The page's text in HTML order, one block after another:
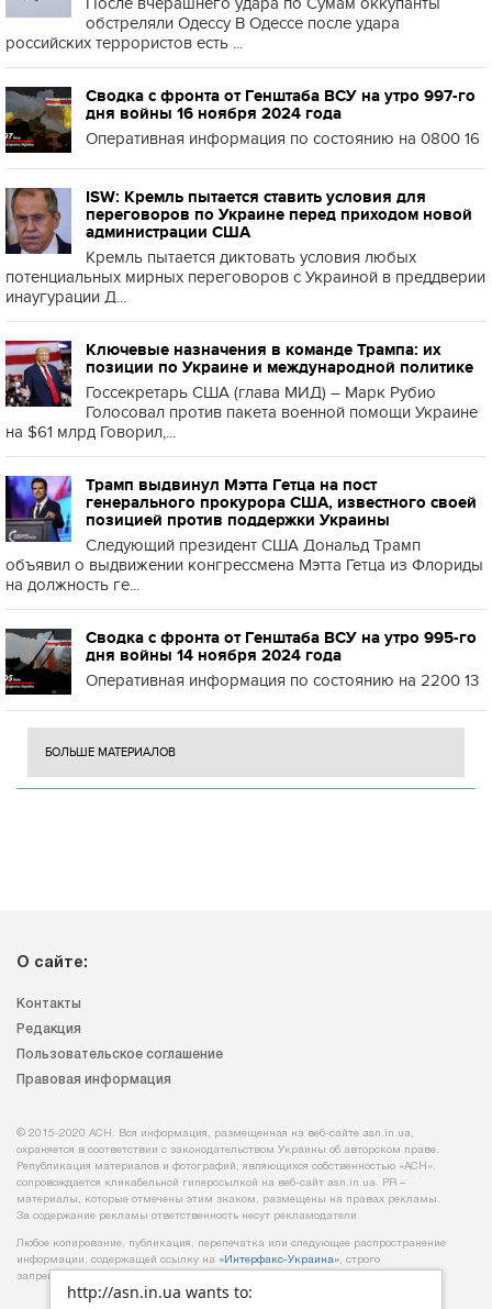
http://asn.in.ua wants to:
обстреляли Одессу В Одессе после удара
российских террористов есть ...
Сводка с фронта от Генштаба ВСУ на утро 997-го
дня войны 16 ноября 2024 года
Оперативная информация по состоянию на 0800 16
ISW: Кремль пытается ставить условия для
переговоров по Украине перед приходом новой
администрации США
Кремль пытается диктовать условия любых
потенциальных мирных переговоров с Украиной в преддверии
инаугурации Д...
Ключевые назначения в команде Трампа: их
позиции по Украине и международной политике
Госсекретарь США (глава МИД) – Марк Рубио
Голосовал против пакета военной помощи Украине
на $61 млрд Говорил,...
Трамп выдвинул Мэтта Гетца на пост
генерального прокурора США, известного своей
позицией против поддержки Украины
Следующий президент США Дональд Трамп
объявил о выдвижении конгрессмена Мэтта Гетца из Флориды
на должность ге...
Сводка с фронта от Генштаба ВСУ на утро 995-го
дня войны 14 ноября 2024 года
Оперативная информация по состоянию на 2200 13
БОЛЬШЕ МАТЕРИАЛОВ
О сайте:
Контакты
Редакция
Пользовательское соглашение
Правовая информация
© 2015-2020 АСН. Вся информация, размещенная на веб-сайте asn.in.ua,
охраняется в соответствии с законодательством Украины об авторском праве.
Републикация материалов и фотографий, являющихся собственностью «АСН»,
сопровождается кликабельной гиперссылкой на веб-сайт asn.іn.ua. PR –
материалы, которые отмечены этим знаком, размещены на правах рекламы.
За содержание рекламы ответственность несут рекламодатели.
Любое копирование, публикация, перепечатка или следующее распространение
информации, содержащей ссылку на «Интерфакс-Украина», строго
запрещается.